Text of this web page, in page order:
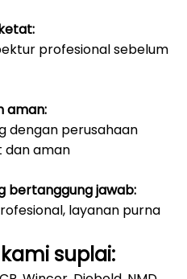
profesional sebelum
aman:
dengan perusahaan
dan aman
bertanggung jawab:
layanan purna
suplai: